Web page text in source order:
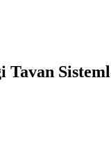
Tavan